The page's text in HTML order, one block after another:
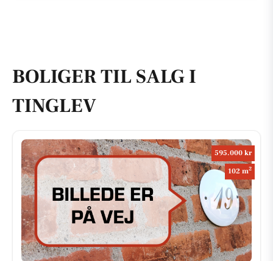
BOLIGER TIL SALG I
TINGLEV
595.000 kr
102 m2